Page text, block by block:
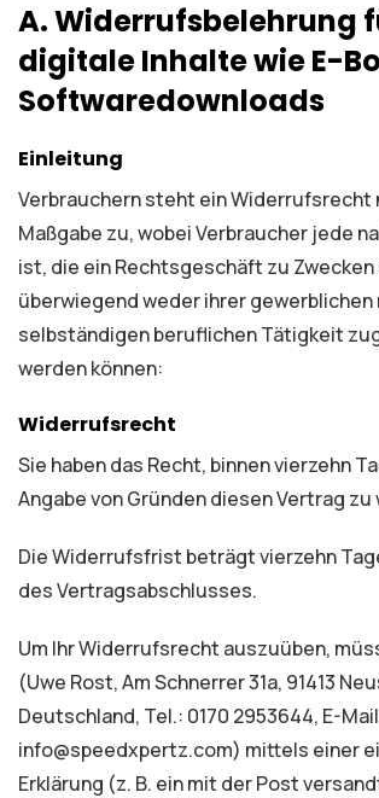
A. Widerrufsbelehrung
digitale Inhalte wie E-
Softwaredownloads
Einleitung
Verbrauchern steht ein Widerrufsrecht
Maßgabe zu, wobei Verbraucher jede
ist, die ein Rechtsgeschäft zu
überwiegend weder ihrer gewerblichen
selbständigen beruflichen Tätigkeit
werden können:
Widerrufsrecht
Sie haben das Recht, binnen vierzehn
Angabe von Gründen diesen Vertrag
Die Widerrufsfrist beträgt vierzehn
des Vertragsabschlusses.
Um Ihr Widerrufsrecht auszuüben,
(Uwe Rost, Am Schnerrer 31a, 91413
Deutschland, Tel.: 0170 2953644, E-
info@speedxpertz.com) mittels einer
Erklärung (z. B. ein mit der Post